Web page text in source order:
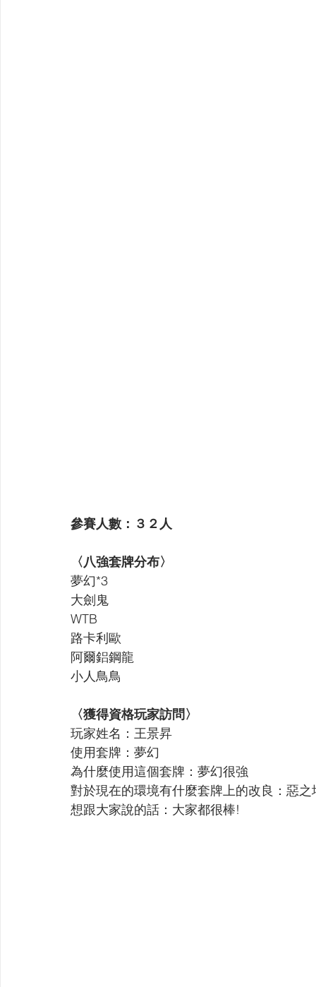
參賽人數：３２人
〈八強套牌分布〉
夢幻*3
大劍鬼
WTB
路卡利歐
阿爾鋁鋼龍
小人鳥鳥
〈獲得資格玩家訪問〉
玩家姓名：王景昇
使用套牌：夢幻
為什麼使用這個套牌：夢幻很強
對於現在的環境有什麼套牌上的改良：惡之
想跟大家說的話：大家都很棒!